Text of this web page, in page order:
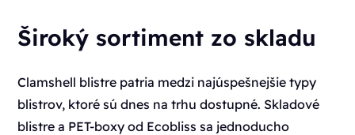
Široký sortiment zo skladu
Clamshell blistre patria medzi najúspešnejšie typy
blistrov, ktoré sú dnes na trhu dostupné. Skladové
blistre a PET-boxy od Ecobliss sa jednoducho